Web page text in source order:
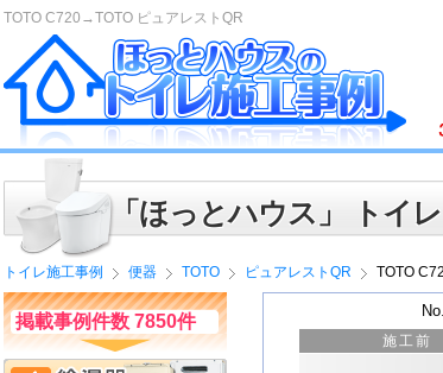
TOTO C720→TOTO ピュアレストQR
「ほっとハウス」 トイ
トイレ施工事例 便器 TOTO ピュアレストQR TOTO
施工前
掲載事例件数 7850件